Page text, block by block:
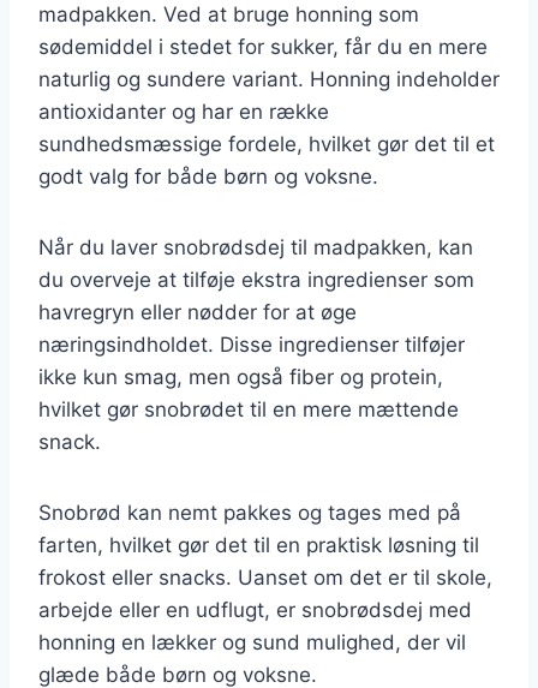
madpakken. Ved at bruge honning som
sødemiddel i stedet for sukker, får du en mere
naturlig og sundere variant. Honning indeholder
antioxidanter og har en række
sundhedsmæssige fordele, hvilket gør det til et
godt valg for både børn og voksne.
Når du laver snobrødsdej til madpakken, kan
du overveje at tilføje ekstra ingredienser som
havregryn eller nødder for at øge
næringsindholdet. Disse ingredienser tilføjer
ikke kun smag, men også fiber og protein,
hvilket gør snobrødet til en mere mættende
snack.
Snobrød kan nemt pakkes og tages med på
farten, hvilket gør det til en praktisk løsning til
frokost eller snacks. Uanset om det er til skole,
arbejde eller en udflugt, er snobrødsdej med
honning en lækker og sund mulighed, der vil
glæde både børn og voksne.